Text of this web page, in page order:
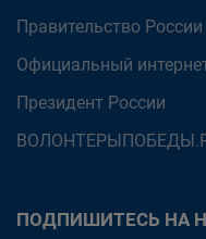
Правительство России
Официальный
Президент России
ПОДПИШИТЕСЬ НА